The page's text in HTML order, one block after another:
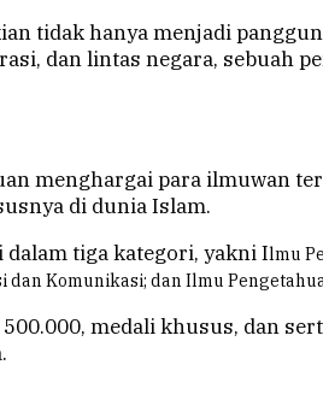
tidak hanya menjadi
dan lintas negara, sebuah
menghargai para ilmuwan
di dunia Islam.
tiga kategori, yakni Ilmu
dan Komunikasi; dan Ilmu
medali khusus, dan